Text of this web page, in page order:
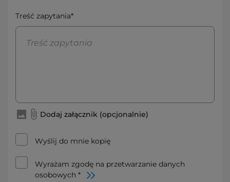
Treść zapytania*
Dodaj załącznik (opcjonalnie)
Wyślij do mnie kopię
Wyrażam zgodę na przetwarzanie danych
osobowych *